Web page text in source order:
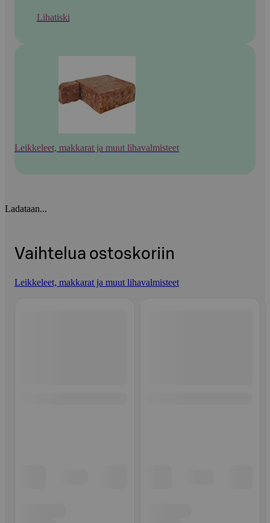
Lihatiski
Leikkeleet, makkarat ja muut lihavalmisteet
Ladataan...
Vaihtelua ostoskoriin
Leikkeleet, makkarat ja muut lihavalmisteet